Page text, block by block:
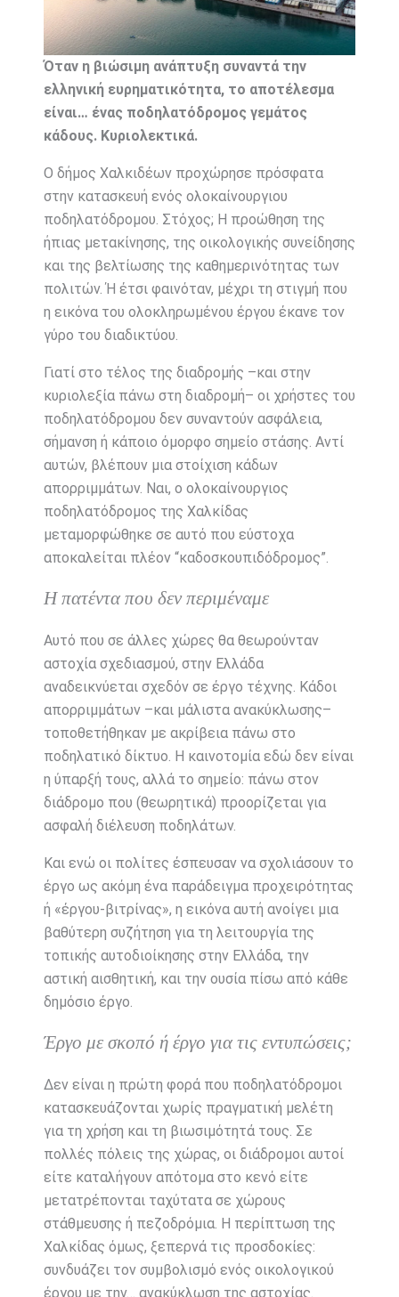
Όταν η βιώσιμη ανάπτυξη συναντά την
ελληνική ευρηματικότητα, το αποτέλεσμα
είναι… ένας ποδηλατόδρομος γεμάτος
κάδους. Κυριολεκτικά.
Ο δήμος Χαλκιδέων προχώρησε πρόσφατα
στην κατασκευή ενός ολοκαίνουργιου
ποδηλατόδρομου. Στόχος; Η προώθηση της
ήπιας μετακίνησης, της οικολογικής συνείδησης
και της βελτίωσης της καθημερινότητας των
πολιτών. Ή έτσι φαινόταν, μέχρι τη στιγμή που
η εικόνα του ολοκληρωμένου έργου έκανε τον
γύρο του διαδικτύου.
Γιατί στο τέλος της διαδρομής –και στην
κυριολεξία πάνω στη διαδρομή– οι χρήστες του
ποδηλατόδρομου δεν συναντούν ασφάλεια,
σήμανση ή κάποιο όμορφο σημείο στάσης. Αντί
αυτών, βλέπουν μια στοίχιση κάδων
απορριμμάτων. Ναι, ο ολοκαίνουργιος
ποδηλατόδρομος της Χαλκίδας
μεταμορφώθηκε σε αυτό που εύστοχα
αποκαλείται πλέον “καδοσκουπιδόδρομος”.
Η πατέντα που δεν περιμέναμε
Αυτό που σε άλλες χώρες θα θεωρούνταν
αστοχία σχεδιασμού, στην Ελλάδα
αναδεικνύεται σχεδόν σε έργο τέχνης. Κάδοι
απορριμμάτων –και μάλιστα ανακύκλωσης–
τοποθετήθηκαν με ακρίβεια πάνω στο
ποδηλατικό δίκτυο. Η καινοτομία εδώ δεν είναι
η ύπαρξή τους, αλλά το σημείο: πάνω στον
διάδρομο που (θεωρητικά) προορίζεται για
ασφαλή διέλευση ποδηλάτων.
Και ενώ οι πολίτες έσπευσαν να σχολιάσουν το
έργο ως ακόμη ένα παράδειγμα προχειρότητας
ή «έργου-βιτρίνας», η εικόνα αυτή ανοίγει μια
βαθύτερη συζήτηση για τη λειτουργία της
τοπικής αυτοδιοίκησης στην Ελλάδα, την
αστική αισθητική, και την ουσία πίσω από κάθε
δημόσιο έργο.
Έργο με σκοπό ή έργο για τις εντυπώσεις;
Δεν είναι η πρώτη φορά που ποδηλατόδρομοι
κατασκευάζονται χωρίς πραγματική μελέτη
για τη χρήση και τη βιωσιμότητά τους. Σε
πολλές πόλεις της χώρας, οι διάδρομοι αυτοί
είτε καταλήγουν απότομα στο κενό είτε
μετατρέπονται ταχύτατα σε χώρους
στάθμευσης ή πεζοδρόμια. Η περίπτωση της
Χαλκίδας όμως, ξεπερνά τις προσδοκίες:
συνδυάζει τον συμβολισμό ενός οικολογικού
έργου με την… ανακύκλωση της αστοχίας.